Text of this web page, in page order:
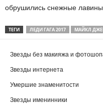
обрушились снежные лавины.
ТЕГИ ЛЕДИ ГАГА 2017 МАЙКЛ
Звезды без макияжа и
Звезды интернета
Умершие знаменитости
Звезды именинники